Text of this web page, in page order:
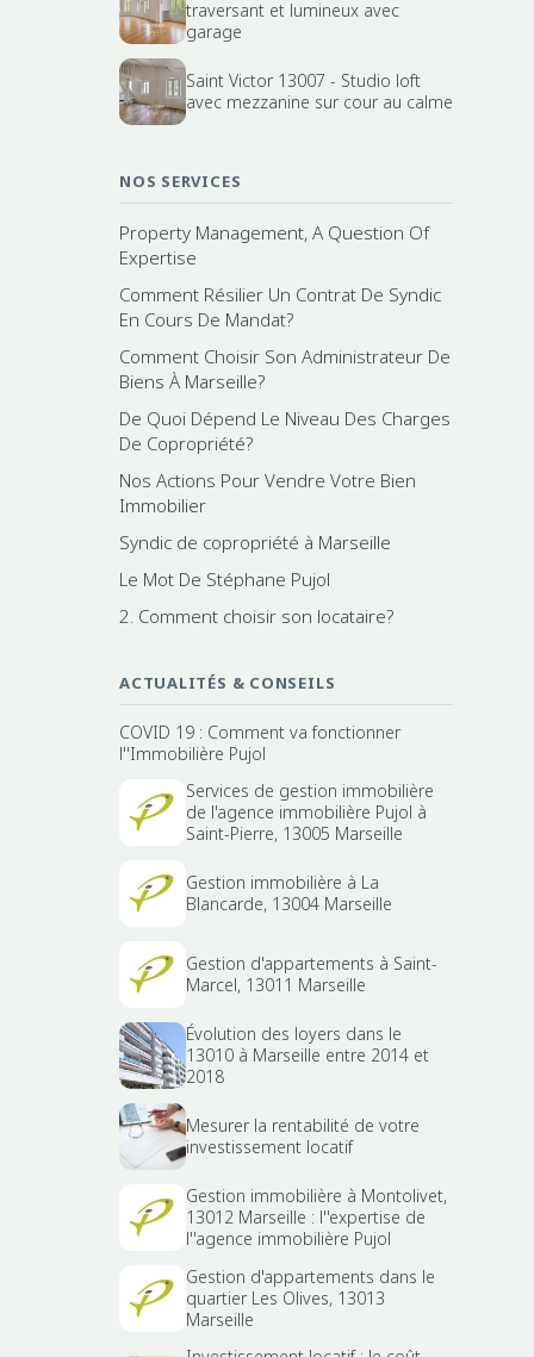
traversant et lumineux avec
garage
Saint Victor 13007 - Studio loft
avec mezzanine sur cour au calme
NOS SERVICES
Property Management, A Question Of
Expertise
Comment Résilier Un Contrat De Syndic
En Cours De Mandat?
Comment Choisir Son Administrateur De
Biens À Marseille?
De Quoi Dépend Le Niveau Des Charges
De Copropriété?
Nos Actions Pour Vendre Votre Bien
Immobilier
Syndic de copropriété à Marseille
Le Mot De Stéphane Pujol
2. Comment choisir son locataire?
ACTUALITÉS & CONSEILS
COVID 19 : Comment va fonctionner
l''Immobilière Pujol
Services de gestion immobilière
de l'agence immobilière Pujol à
Saint-Pierre, 13005 Marseille
Gestion immobilière à La
Blancarde, 13004 Marseille
Gestion d'appartements à Saint-
Marcel, 13011 Marseille
Évolution des loyers dans le
13010 à Marseille entre 2014 et
2018
Mesurer la rentabilité de votre
investissement locatif
Gestion immobilière à Montolivet,
13012 Marseille : l''expertise de
l''agence immobilière Pujol
Gestion d'appartements dans le
quartier Les Olives, 13013
Marseille